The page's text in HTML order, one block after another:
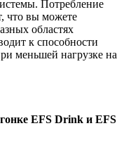
Потребление
что вы можете
областях
к способности
меньшей нагрузке на
EFS Drink и EFS